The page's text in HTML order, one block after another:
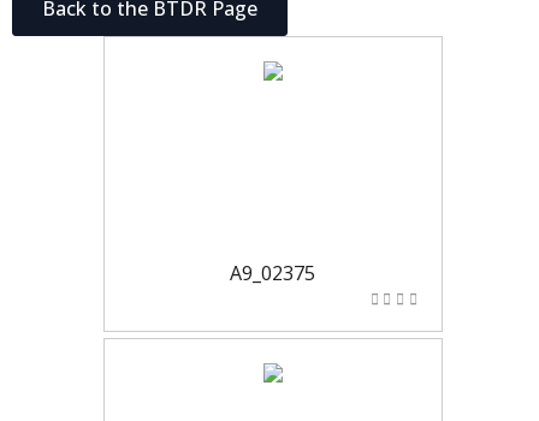
Back to the BTDR Page
A9_02375